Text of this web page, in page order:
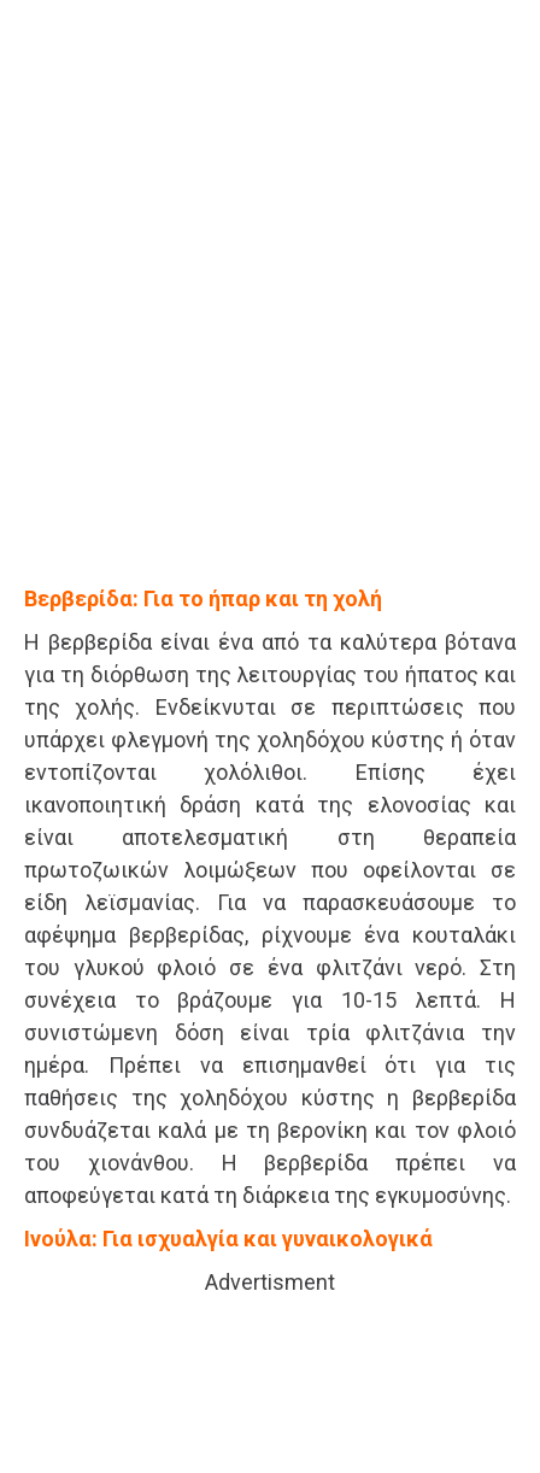
Βερβερίδα: Για το ήπαρ και τη χολή
Η βερβερίδα είναι ένα από τα καλύτερα βότανα
για τη διόρθωση της λειτουργίας του ήπατος και
της χολής. Ενδείκνυται σε περιπτώσεις που
υπάρχει φλεγμονή της χοληδόχου κύστης ή όταν
εντοπίζονται χολόλιθοι. Επίσης έχει
ικανοποιητική δράση κατά της ελονοσίας και
είναι αποτελεσματική στη θεραπεία
πρωτοζωικών λοιμώξεων που οφείλονται σε
είδη λεϊσμανίας. Για να παρασκευάσουμε το
αφέψημα βερβερίδας, ρίχνουμε ένα κουταλάκι
του γλυκού φλοιό σε ένα φλιτζάνι νερό. Στη
συνέχεια το βράζουμε για 10-15 λεπτά. Η
συνιστώμενη δόση είναι τρία φλιτζάνια την
ημέρα. Πρέπει να επισημανθεί ότι για τις
παθήσεις της χοληδόχου κύστης η βερβερίδα
συνδυάζεται καλά με τη βερονίκη και τον φλοιό
του χιονάνθου. Η βερβερίδα πρέπει να
αποφεύγεται κατά τη διάρκεια της εγκυμοσύνης.
Ινούλα: Για ισχυαλγία και γυναικολογικά
Advertisment